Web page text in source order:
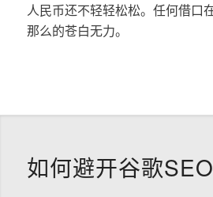
人民币还不轻轻松松。任何借口
那么的苍白无力。
如何避开谷歌